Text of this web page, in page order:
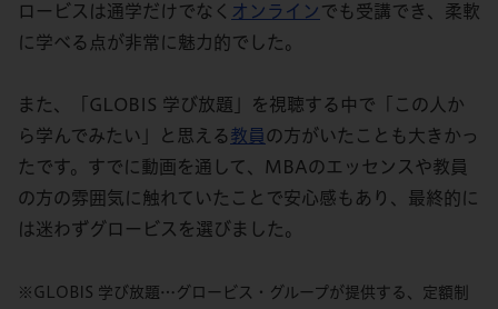
ロービスは通学だけでなく オンライン でも受講でき、柔軟
に学べる点が非常に魅力的でした。
また、「GLOBIS 学び放題」を視聴する中で「この人か
ら学んでみたい」と思える 教員の方がいたことも大きかっ
たです。すでに動画を通して、MBAのエッセンスや教員
の方の雰囲気に触れていたことで安心感もあり、最終的に
は迷わずグロービスを選びました。
※GLOBIS 学び放題…グロービス・グループが提供する、定額制